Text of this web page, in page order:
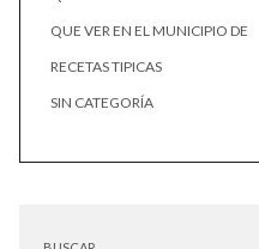
QUE VER EN EL MUNICIPIO DE
RECETAS TIPICAS
SIN CATEGORÍA